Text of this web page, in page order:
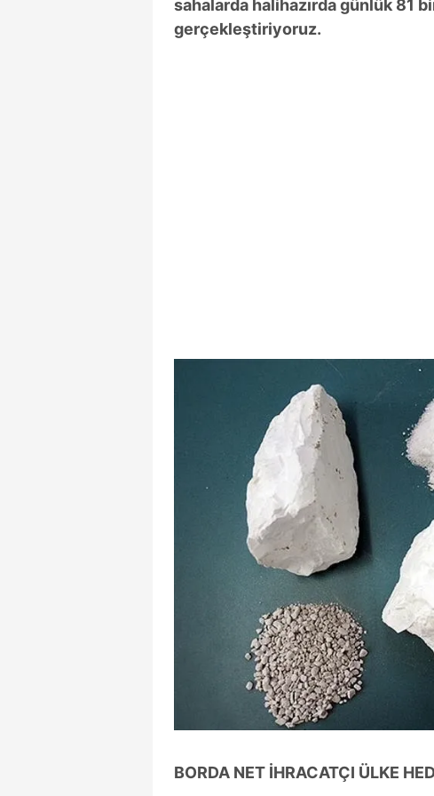
mevzuata uygun olarak kullanılan
sahalarda halihazırda günlük 81
gerçekleştiriyoruz.
BORDA NET İHRACATÇI ÜLKE